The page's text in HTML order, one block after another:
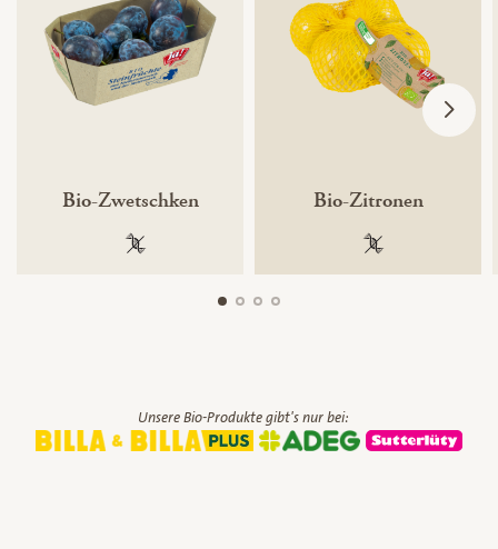
Bio-Zwetschken
100 % gentechnikfrei
Bio-Zitronen
100 %
Unsere Bio-Produkte gibt's nur bei: